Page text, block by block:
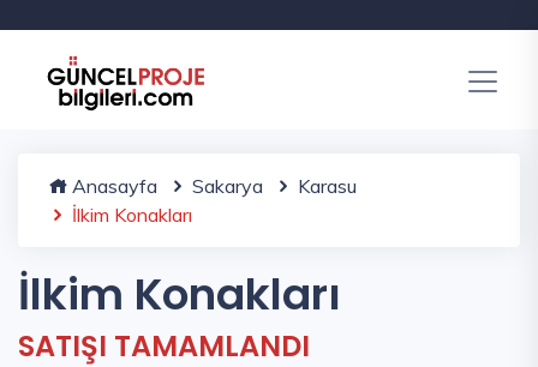
Anasayfa Sakarya
Karasu
İlkim Konakları
İlkim Konakları
SATIŞI TAMAMLANDI